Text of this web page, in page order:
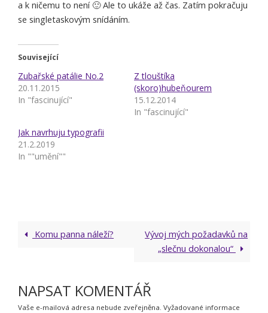
a k ničemu to není 🙂 Ale to ukáže až čas. Zatím pokračuju
se singletaskovým snídáním.
Související
Zubařské patálie No.2
20.11.2015
In "fascinující"
Z tlouštíka
(skoro)hubeňourem
15.12.2014
In "fascinující"
Jak navrhuju typografii
21.2.2019
In ""umění""
Komu panna náleží?
Vývoj mých požadavků na
„slečnu dokonalou“
NAPSAT KOMENTÁŘ
Vaše e-mailová adresa nebude zveřejněna. Vyžadované informace